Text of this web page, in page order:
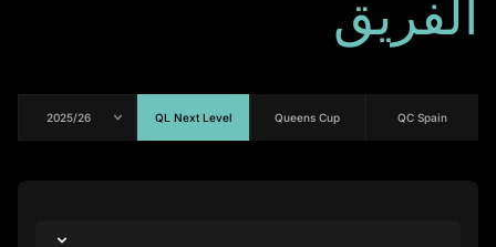
الفريق
QC Spain
Queens Cup
QL Next Level